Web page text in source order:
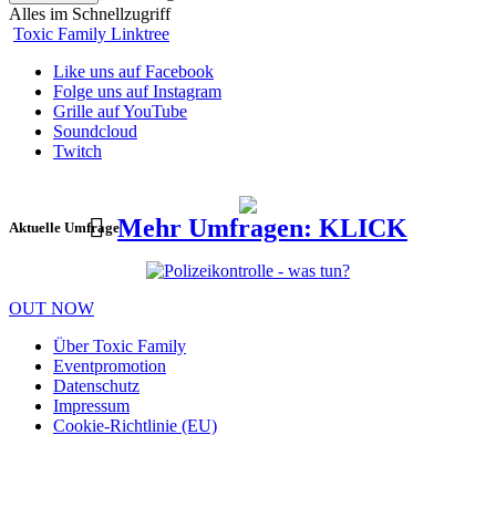
Alles im Schnellzugriff
Toxic Family Linktree
Like uns auf Facebook
Folge uns auf Instagram
Grille auf YouTube
Soundcloud
Twitch
Aktuelle UmfrageMehr Umfragen: KLICK
OUT NOW
Über Toxic Family
Eventpromotion
Datenschutz
Impressum
Cookie-Richtlinie (EU)